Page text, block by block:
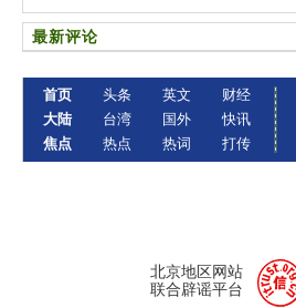
最新评论
首页
大陆
焦点
头条
台湾
热点
英文
国外
热词
财经
快讯
打传
北京地区网站
联合辟谣平台